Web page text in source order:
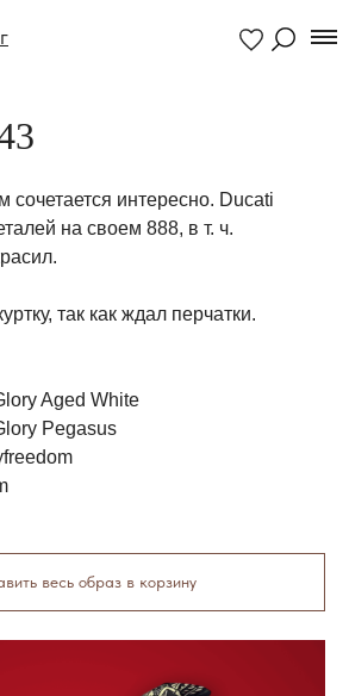
сочетается интересно. Ducati
на своем 888, в т. ч.
так как ждал перчатки.
Aged White
Pegasus
весь образ в корзину